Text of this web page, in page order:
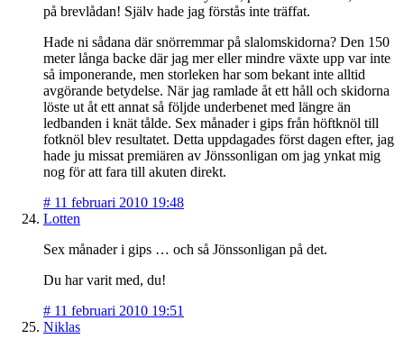
på brevlådan! Själv hade jag förstås inte träffat.
Hade ni sådana där snörremmar på slalomskidorna? Den 150
meter långa backe där jag mer eller mindre växte upp var inte
så imponerande, men storleken har som bekant inte alltid
avgörande betydelse. När jag ramlade åt ett håll och skidorna
löste ut åt ett annat så följde underbenet med längre än
ledbanden i knät tålde. Sex månader i gips från höftknöl till
fotknöl blev resultatet. Detta uppdagades först dagen efter, jag
hade ju missat premiären av Jönssonligan om jag ynkat mig
nog för att fara till akuten direkt.
# 11 februari 2010 19:48
Lotten
Sex månader i gips … och så Jönssonligan på det.
Du har varit med, du!
# 11 februari 2010 19:51
Niklas